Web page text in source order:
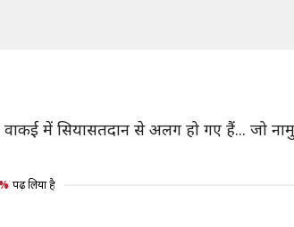
में सियासतदान से अलग हो गए हैं... जो
पढ़ लिया है